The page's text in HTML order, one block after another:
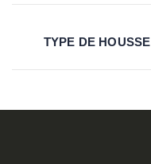
TYPE DE HOUSSE